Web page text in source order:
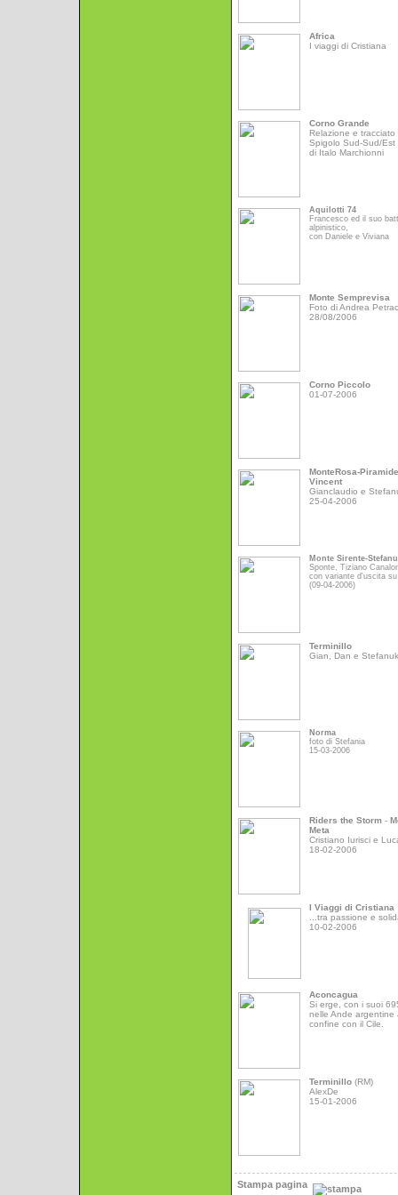
Africa
I viaggi di Cristiana
Corno Grande
Relazione e tracciato
Spigolo Sud-Sud/Est
di Italo Marchionni
Aquilotti 74
Francesco ed il suo
alpinistico,
con Daniele e Viviana
Monte Semprevisa
Foto di Andrea
28/08/2006
Corno Piccolo
01-07-2006
MonteRosa-Piramide
Vincent
Gianclaudio e
25-04-2006
Monte Sirente-
Sponte, Tiziano
con variante d'uscita
(09-04-2006)
Terminillo
Gian, Dan e Stefanuk
Norma
foto di Stefania
15-03-2006
Riders the Storm -
Meta
Cristiano Iurisci e
18-02-2006
I Viaggi di Cristiana
...tra passione e
10-02-2006
Aconcagua
Si erge, con i suoi
nelle Ande argentine
confine con il Cile.
Terminillo (RM)
AlexDe
15-01-2006
Stampa pagina